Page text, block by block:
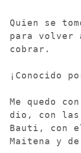
Quien se
para volver
cobrar.
¡Conocido
Me quedo
dio, con las
Bauti, con
Maitena y